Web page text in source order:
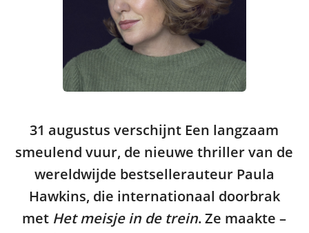
31 augustus verschijnt Een langzaam
smeulend vuur, de nieuwe thriller van de
wereldwijde bestsellerauteur Paula
Hawkins, die internationaal doorbrak
met Het meisje in de trein. Ze maakte –